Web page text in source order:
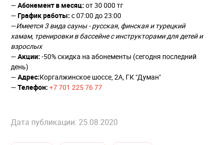
—Абонемент в месяц: от 30 000 тг
—График работы: с 07:00 до 23:00
—Имеется 3 вида сауны - русская, финская и турецкий
хамам, тренировки в бассейне с инструкторами для детей и
взрослых
—Акции: -50% скидка на абонементы (сегодня последний
день)
—Адрес:Коргалжинское шоссе, 2А, ГК "Думан"
—Телефон: +7 701 225 76 77
Дата публикации: 25.08.2020